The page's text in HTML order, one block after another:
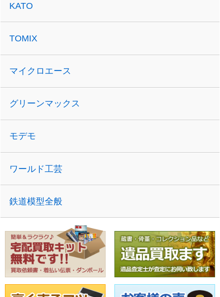
KATO
TOMIX
マイクロエース
グリーンマックス
モデモ
ワールド工芸
鉄道模型全般